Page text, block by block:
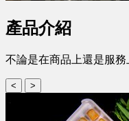
產品介紹
不論是在商品上還是服
< >